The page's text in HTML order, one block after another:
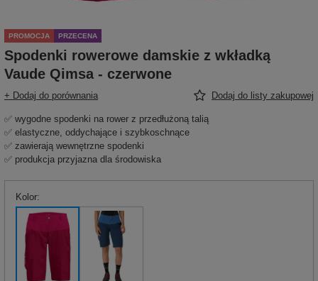
PROMOCJA PRZECENA
Spodenki rowerowe damskie z wkładką
Vaude Qimsa - czerwone
+ Dodaj do porównania Dodaj do listy zakupowej
✅ wygodne spodenki na rower z przedłużoną talią
✅ elastyczne, oddychające i szybkoschnące
✅ zawierają wewnętrzne spodenki
✅ produkcja przyjazna dla środowiska
Kolor